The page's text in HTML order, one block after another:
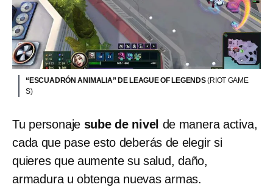
“ESCUADRÓN ANIMALIA” DE LEAGUE OF LEGENDS(RIOT GAME
S)
Tu personaje sube de nivel de manera activa,
cada que pase esto deberás de elegir si
quieres que aumente su salud, daño,
armadura u obtenga nuevas armas.